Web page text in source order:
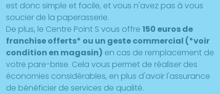
est donc simple et facile, et vous n'avez pas à vous
soucier de la paperasserie.
De plus, le Centre Point S vous offre 150 euros de
franchise offerts* ou un geste commercial (*voir
condition en magasin) en cas de remplacement de
votre pare-brise. Cela vous permet de réaliser des
économies considérables, en plus d'avoir l'assurance
de bénéficier de services de qualité.